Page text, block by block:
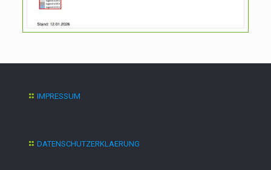
IMPRESSUM
DATENSCHUTZERKLAERUNG